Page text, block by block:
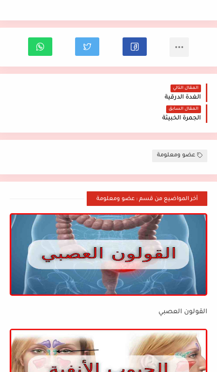
المقال التالي
الغدة الدرقية
المقال السابق
الجمرة الخبيثة
عضو ومعلومة
أخر المواضيع من قسم : عضو ومعلومة
القولون العصبي